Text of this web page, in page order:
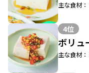
主な食材
4位
ボリュ
主な食材